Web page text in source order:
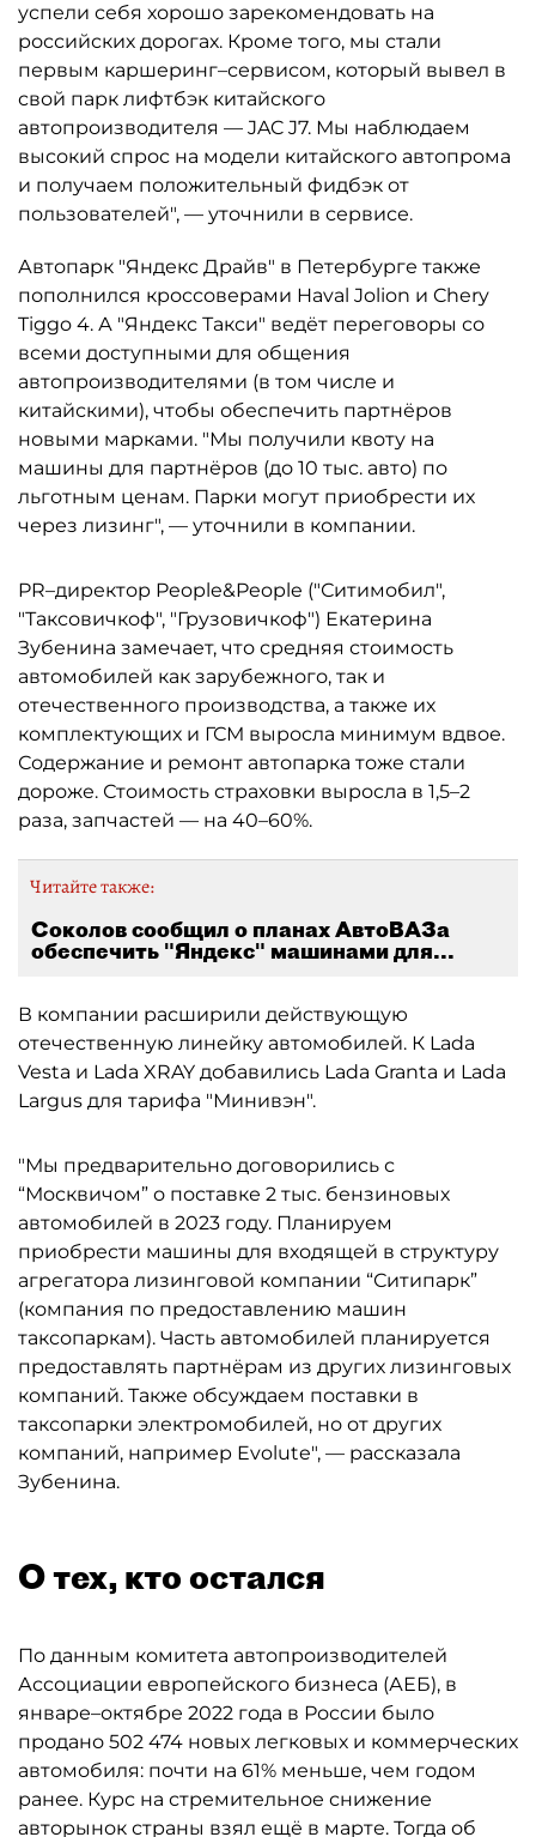
успели себя хорошо зарекомендовать на
российских дорогах. Кроме того, мы стали
первым каршеринг–сервисом, который вывел в
свой парк лифтбэк китайского
автопроизводителя — JAC J7. Мы наблюдаем
высокий спрос на модели китайского автопрома
и получаем положительный фидбэк от
пользователей", — уточнили в сервисе.
Автопарк "Яндекс Драйв" в Петербурге также
пополнился кроссоверами Haval Jolion и Chery
Tiggo 4. А "Яндекс Такси" ведёт переговоры со
всеми доступными для общения
автопроизводителями (в том числе и
китайскими), чтобы обеспечить партнёров
новыми марками. "Мы получили квоту на
машины для партнёров (до 10 тыс. авто) по
льготным ценам. Парки могут приобрести их
через лизинг", — уточнили в компании.
PR–директор People&People ("Ситимобил",
"Таксовичкоф", "Грузовичкоф") Екатерина
Зубенина замечает, что средняя стоимость
автомобилей как зарубежного, так и
отечественного производства, а также их
комплектующих и ГСМ выросла минимум вдвое.
Содержание и ремонт автопарка тоже стали
дороже. Стоимость страховки выросла в 1,5–2
раза, запчастей — на 40–60%.
Читайте также:
Соколов сообщил о планах АвтоВАЗа
обеспечить "Яндекс" машинами для...
В компании расширили действующую
отечественную линейку автомобилей. К Lada
Vesta и Lada XRAY добавились Lada Granta и Lada
Largus для тарифа "Минивэн".
"Мы предварительно договорились с
“Москвичом” о поставке 2 тыс. бензиновых
автомобилей в 2023 году. Планируем
приобрести машины для входящей в структуру
агрегатора лизинговой компании “Ситипарк”
(компания по предоставлению машин
таксопаркам). Часть автомобилей планируется
предоставлять партнёрам из других лизинговых
компаний. Также обсуждаем поставки в
таксопарки электромобилей, но от других
компаний, например Evolute", — рассказала
Зубенина.
О тех, кто остался
По данным комитета автопроизводителей
Ассоциации европейского бизнеса (АЕБ), в
январе–октябре 2022 года в России было
продано 502 474 новых легковых и коммерческих
автомобиля: почти на 61% меньше, чем годом
ранее. Курс на стремительное снижение
авторынок страны взял ещё в марте. Тогда об